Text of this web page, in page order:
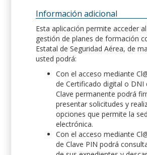
Información adicional
Esta aplicación permite acceder
gestión de planes de formación
Estatal de Seguridad Aérea, de
usted podrá:
Con el acceso mediante
de Certificado digital o DNI
Clave permanente podrá
presentar solicitudes y
opciones que permite la
electrónica.
Con el acceso mediante
de Clave PIN podrá